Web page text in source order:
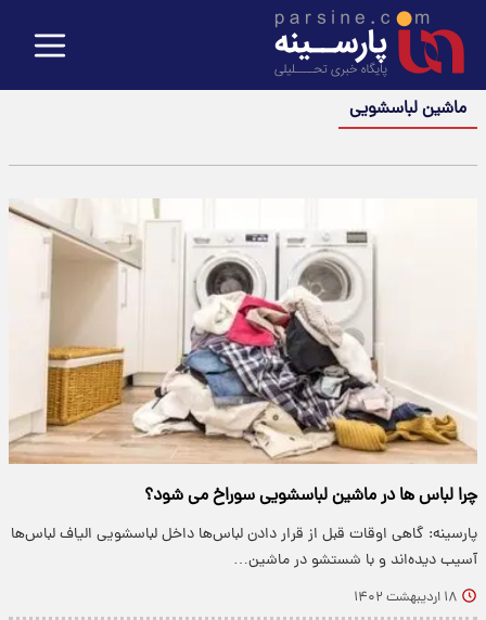
ماشین لباسشویی
چرا لباس ها در ماشین لباسشویی سوراخ می شود؟
پارسینه: گاهی اوقات قبل از قرار دادن لباس‌ها داخل لباسشویی الیاف لباس‌ها
آسیب دیده‌اند و با شستشو در ماشین…
۱۸ اردیبهشت ۱۴۰۲